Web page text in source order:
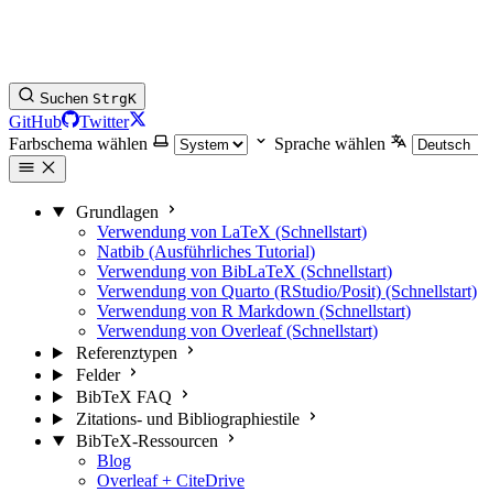
Suchen StrgK
GitHub
Twitter
Farbschema wählen
Sprache wählen
Grundlagen
Verwendung von LaTeX (Schnellstart)
Natbib (Ausführliches Tutorial)
Verwendung von BibLaTeX (Schnellstart)
Verwendung von Quarto (RStudio/Posit) (Schnellstart)
Verwendung von R Markdown (Schnellstart)
Verwendung von Overleaf (Schnellstart)
Referenztypen
Felder
BibTeX FAQ
Zitations- und Bibliographiestile
BibTeX-Ressourcen
Blog
Overleaf + CiteDrive